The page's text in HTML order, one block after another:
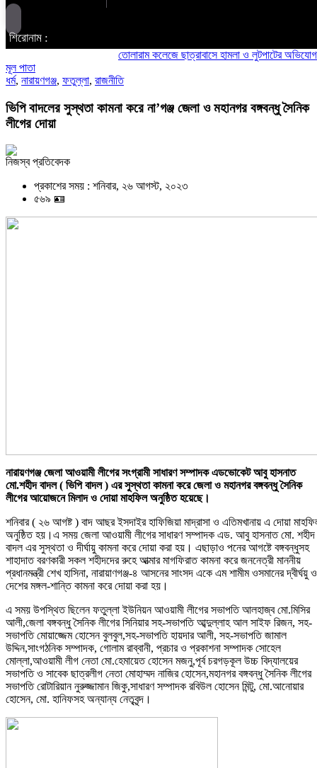
শিরোনাম :
তোলারাম কলেজে ছাত্রাবাসে হামলা ও লুটপাটের অভিযোগ
মূল পাতা
ধর্ম, নারায়ণগঞ্জ, ফতুল্লা, রাজনীতি
ভিপি বাদলের সুস্থতা কামনা করে না’গঞ্জ জেলা ও মহানগর বঙ্গবন্ধু সৈনিক
লীগের দোয়া
নিজস্ব প্রতিবেদক
প্রকাশের সময় : শনিবার, ২৬ আগস্ট, ২০২৩
৫৬৯ 🪪
নারায়ণগঞ্জ জেলা আওয়ামী লীগের সংগ্রামী সাধারণ সম্পাদক এডভোকেট আবু হাসনাত
মো.শহীদ বাদল ( ভিপি বাদল ) এর সুস্থতা কামনা করে জেলা ও মহানগর বঙ্গবন্ধু সৈনিক
লীগের আয়োজনে মিলাদ ও দোয়া মাহফিল অনুষ্ঠিত হয়েছে।
শনিবার ( ২৬ আগষ্ট ) বাদ আছর ইসদাইর হাফিজিয়া মাদ্রাসা ও এতিমখানায় এ দোয়া
অনুষ্ঠিত হয়।এ সময় জেলা আওয়ামী লীগের সাধারণ সম্পাদক এড. আবু হাসনাত মো. শহীদ
বাদল এর সুস্থতা ও দীর্ঘায়ু কামনা করে দোয়া করা হয়। এছাড়াও পনের আগষ্টে বঙ্গবন্ধুসহ
শাহাদাত বরণকারী সকল শহীদদের রুহে আত্মার মাগফিরাত কামনা করে জননেত্রী মাননীয়
প্রধানমন্ত্রী শেখ হাসিনা, নারায়াণগঞ্জ-৪ আসনের সাংসদ একে এম শামীম ওসমানের দ্বীর্ঘয়ু ও
দেশের মঙ্গল-শান্তি কামনা করে দোয়া করা হয়।
এ সময় উপস্থিত ছিলেন ফতুল্লা ইউনিয়ন আওয়ামী লীগের সভাপতি আলহাজ্ব মো.মিসির
আলী,জেলা বঙ্গবন্ধু সৈনিক লীগের সিনিয়ার সহ-সভাপতি আব্দুল্লাহ আল সাইফ রিজন, সহ-
সভাপতি মোয়াজ্জেম হোসেন বুলবুল,সহ-সভাপতি হায়দার আলী, সহ-সভাপতি জামাল
উদ্দিন,সাংগঠনিক সম্পাদক, গোলাম রাব্বানী, প্রচার ও প্রকাশনা সম্পাদক সোহেল
মোল্লা,আওয়ামী লীগ নেতা মো.হেমায়েত হোসেন মজনু,পূর্ব চরগড়কূল উচ্চ বিদ্যালয়ের
সভাপতি ও সাবেক ছাত্রলীগ নেতা মোহাম্মদ নাজির হোসেন,মহানগর বঙ্গবন্ধু সৈনিক লীগের
সভাপতি রোটারিয়ান নুরুজ্জামান জিকু,সাধারণ সম্পাদক রবিউল হোসেন মিন্টু, মো.আনোয়ার
হোসেন, মো. হানিফসহ অন্যান্য নেতৃবৃন্দ।